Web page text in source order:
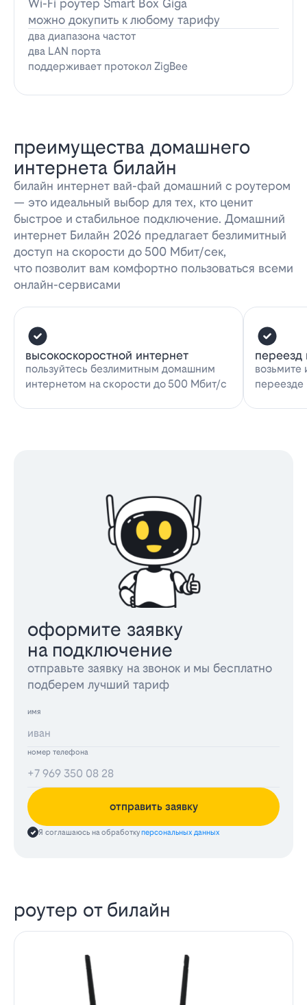
Wi-Fi роутер Smart Box Giga
можно докупить к любому тарифу
два диапазона частот
два LAN порта
поддерживает протокол ZigBee
преимущества домашнего
интернета билайн
билайн интернет вай-фай домашний с роутером
— это идеальный выбор для тех, кто ценит
быстрое и стабильное подключение. Домашний
интернет Билайн 2026 предлагает безлимитный
доступ на скорости до 500 Мбит/сек,
что позволит вам комфортно пользоваться всеми
онлайн-сервисами
высокоскоростной интернет
пользуйтесь безлимитным домашним
интернетом на скорости до 500 Мбит/с
переезд
возьмите
переезде
оформите заявку
на подключение
отправьте заявку на звонок и мы бесплатно
подберем лучший тариф
имя
номер телефона
отправить заявку
Я соглашаюсь на обработкуперсональных данных
роутер от билайн